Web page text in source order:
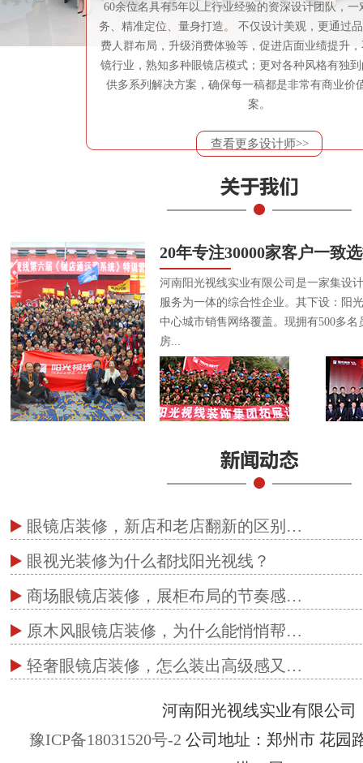
60余位名具有5年以上行业经验的资深设计团队，一
务、精准定位、量身打造。 不仅设计美观，更通过
费人群布局，升级消费体验等，促进店面业绩提升
镜行业，熟知多种眼镜店模式；更对各种风格有独
供多系列解决方案，确保每一稿都是非常有商业价
案。
查看更多设计师>>
20年专注30000家客户一致
河南阳光视线实业有限公司是一家集设
服务为一体的综合性企业。其下设：阳
中心城市销售网络覆盖。现拥有500多
房...
眼镜店装修，新店和老店翻新的区别…
眼视光装修为什么都找阳光视线？
商场眼镜店装修，展柜布局的节奏感…
原木风眼镜店装修，为什么能悄悄帮…
轻奢眼镜店装修，怎么装出高级感又…
河南阳光视线实业有限公司
豫ICP备18031520号-2 公司地址：郑州市 花园